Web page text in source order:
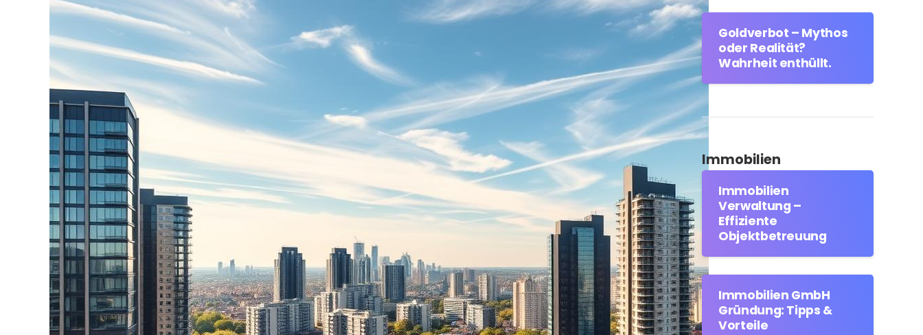
Goldverbot – Mythos
oder Realität?
Wahrheit enthüllt.
Immobilien
Immobilien
Verwaltung –
Effiziente
Objektbetreuung
Immobilien GmbH
Gründung: Tipps &
Vorteile